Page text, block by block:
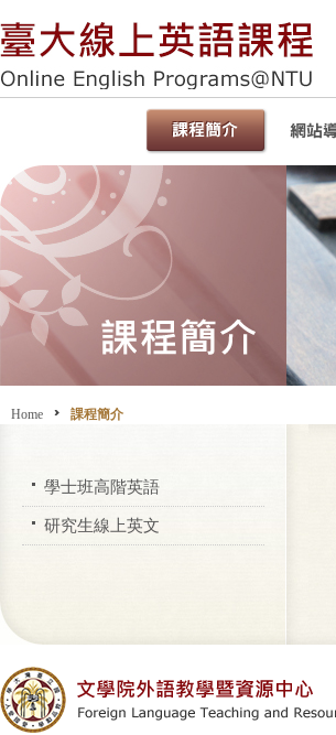
Home 課程簡介
學士班高階英語
研究生線上英文